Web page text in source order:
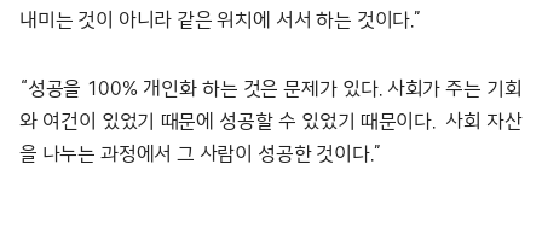
내미는 것이 아니라 같은 위치에 서서 하는 것이다.”
“성공을 100% 개인화 하는 것은 문제가 있다. 사회가 주는 기회
와 여건이 있었기 때문에 성공할 수 있었기 때문이다. 사회 자산
을 나누는 과정에서 그 사람이 성공한 것이다.”